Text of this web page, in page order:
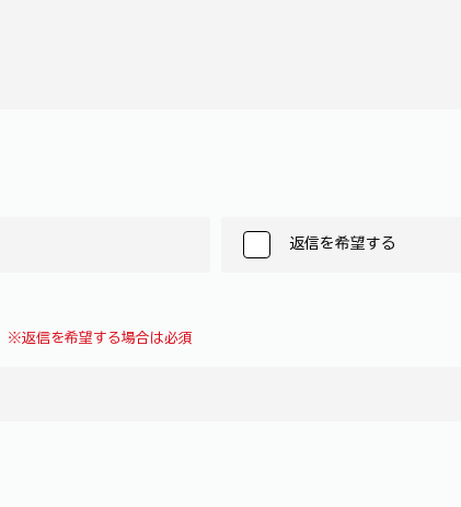
返信を希望する
※返信を希望する場合は必須